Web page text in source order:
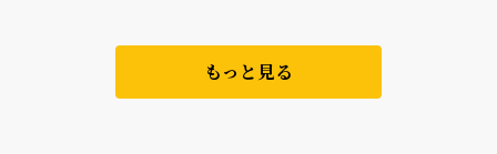
もっと見る